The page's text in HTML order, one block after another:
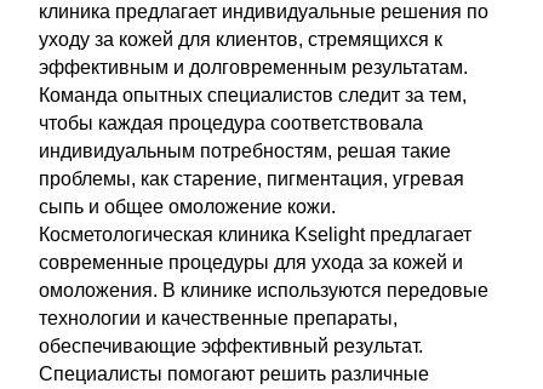
клиника предлагает индивидуальные решения по
уходу за кожей для клиентов, стремящихся к
эффективным и долговременным результатам.
Команда опытных специалистов следит за тем,
чтобы каждая процедура соответствовала
индивидуальным потребностям, решая такие
проблемы, как старение, пигментация, угревая
сыпь и общее омоложение кожи.
Косметологическая клиника Kselight предлагает
современные процедуры для ухода за кожей и
омоложения. В клинике используются передовые
технологии и качественные препараты,
обеспечивающие эффективный результат.
Специалисты помогают решить различные